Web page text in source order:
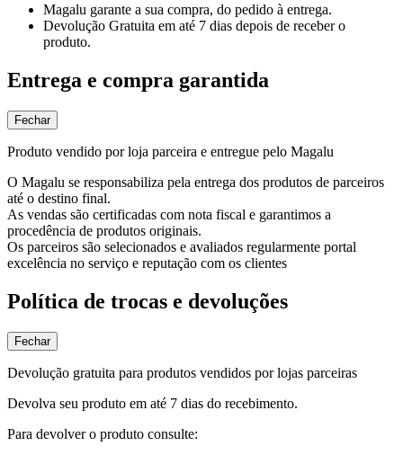
Magalu garante a sua compra, do pedido à entrega.
Devolução Gratuita em até 7 dias depois de receber o
produto.
Entrega e compra garantida
Fechar
Produto vendido por loja parceira e entregue pelo Magalu
O Magalu se responsabiliza pela entrega dos produtos de parceiros
até o destino final.
As vendas são certificadas com nota fiscal e garantimos a
procedência de produtos originais.
Os parceiros são selecionados e avaliados regularmente portal
excelência no serviço e reputação com os clientes
Política de trocas e devoluções
Fechar
Devolução gratuita para produtos vendidos por lojas parceiras
Devolva seu produto em até 7 dias do recebimento.
Para devolver o produto consulte: